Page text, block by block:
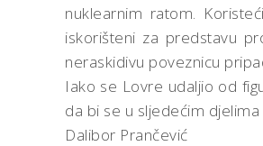
nuklearnim ratom.
iskorišteni za predstavu
neraskidivu poveznicu
Iako se Lovre udaljio od
da bi se u sljedećim
Dalibor Prančević